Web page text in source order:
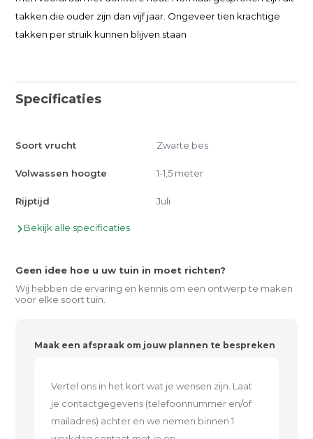
takken die ouder zijn dan vijf jaar. Ongeveer tien krachtige
takken per struik kunnen blijven staan
Specificaties
Soort vrucht Zwarte bes
Volwassen hoogte 1-1,5 meter
Rijptijd Juli
Bekijk alle specificaties
Geen idee hoe u uw tuin in moet richten?
Wij hebben de ervaring en kennis om een ontwerp te maken
voor elke soort tuin.
Maak een afspraak om jouw plannen te bespreken